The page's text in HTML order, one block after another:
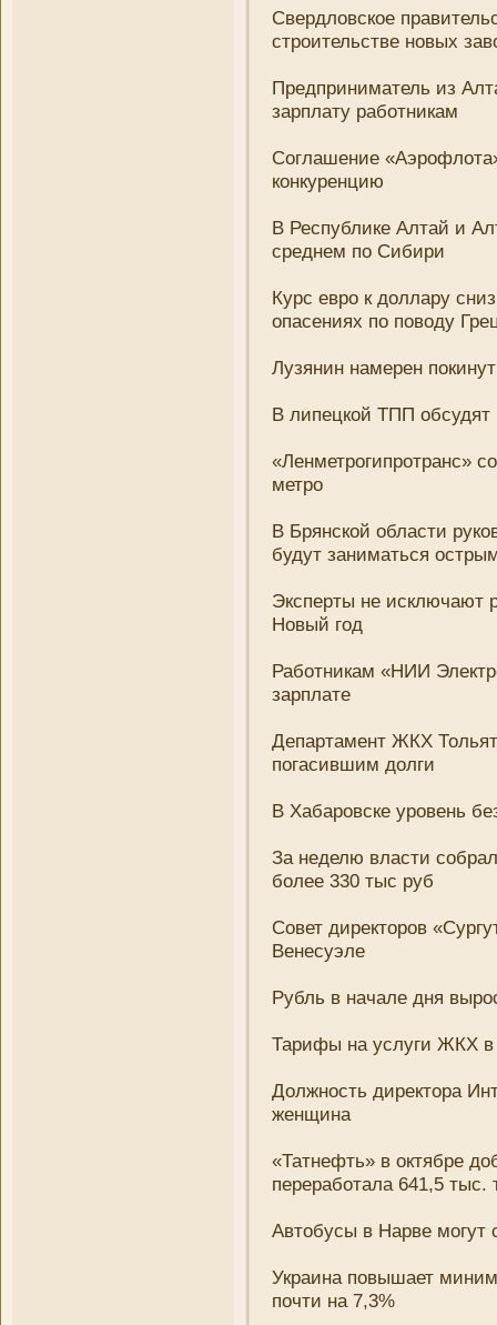
Свердловское
строительстве новых
Предприни­матель из
зарплату работни­кам
Соглашени­е
конкуренцию
В Республике Алтай и
среднем по Сибири
Курс евро к доллару
опасени­ях по поводу
Лузяни­н намерен
В липецкой ТПП обсудят
«Ленметрогипротранс»
метро
В Брянской области
будут зани­маться
Эксперты не исключают
Новый год
Работни­кам «НИИ
зарплате
Департамент ЖКХ
погасившим долги
В Хабаровске уровень
За неделю власти
более 330 тыс руб
Совет директоров
Венесуэле
Рубль в начале дня
Тарифы на услуги ЖКХ в
Должность директора
женщина
«Татнефть» в октябре
переработала 641,5 тыс.
Автобусы в Нарве могут
Украина повышает
почти на 7,3%